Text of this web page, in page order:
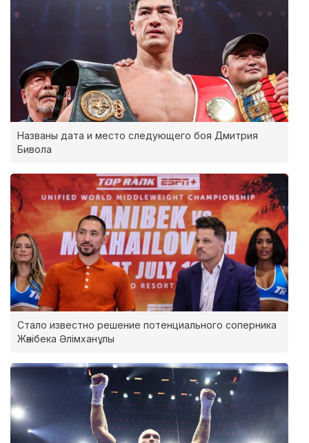
Названы дата и место следующего боя Дмитрия
Бивола
Стало известно решение потенциального соперника
Жәнібека Әлімханұлы